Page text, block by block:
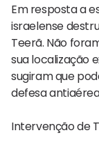
Em resposta a
israelense
Teerã. Não
sua localização
sugiram que
defesa
Intervenção de